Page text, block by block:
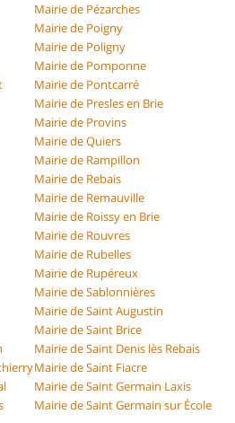
Mairie de Pézarches
Mairie de Poigny
Mairie de Poligny
Mairie de Pomponne
Mairie de Pontcarré
Mairie de Presles en Brie
Mairie de Provins
Mairie de Quiers
Mairie de Rampillon
Mairie de Rebais
Mairie de Remauville
Mairie de Roissy en Brie
Mairie de Rouvres
Mairie de Rubelles
Mairie de Rupéreux
Mairie de Sablonnières
Mairie de Saint Augustin
Mairie de Saint Brice
Mairie de Saint Denis lès Rebais
Mairie de Saint Fiacre
Mairie de Saint Germain Laxis
Mairie de Saint Germain sur École